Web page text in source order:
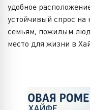
удобное
устойчивый спрос
семьям, пожилым
место для жизни в